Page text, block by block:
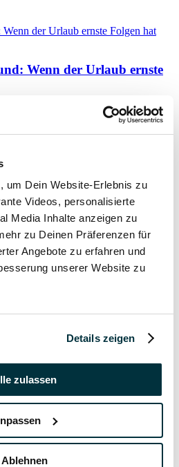
um Dein Website-Erlebnis zu
Videos, personalisierte
Media Inhalte anzeigen zu
zu Deinen Präferenzen für
Angebote zu erfahren und
unserer Website zu
Details zeigen
zulassen
Ablehnen
Wenn der Urlaub ernste
im Urlaub: Worauf sollte
essen?
Für was ist es wichtig?